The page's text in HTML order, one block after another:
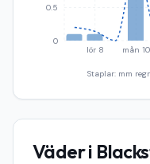
lör 8 mån 10
0
0.5
Staplar: mm
Väder i